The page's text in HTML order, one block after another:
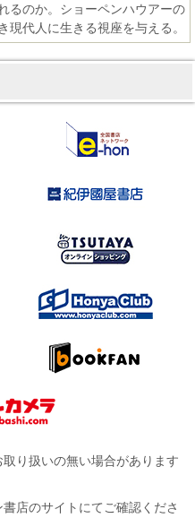
るのか。ショーペンハウアーの
現代人に生きる視座を与える。
り扱いの無い場合があります
店のサイトにてご確認くださ